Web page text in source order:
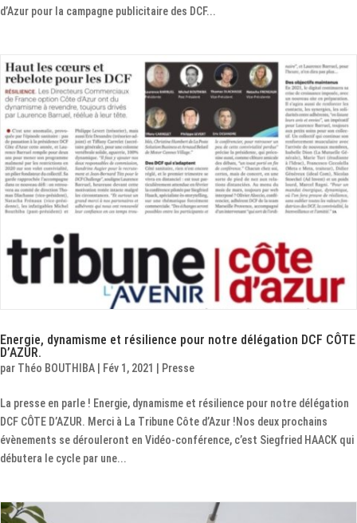
d’Azur pour la campagne publicitaire des DCF...
Energie, dynamisme et résilience pour notre délégation DCF CÔTE
D’AZUR.
par Théo BOUTHIBA Fév 1, 2021 Presse
La presse en parle ! Energie, dynamisme et résilience pour notre délégation
DCF CÔTE D’AZUR. Merci à La Tribune Côte d’Azur !Nos deux prochains
évènements se dérouleront en Vidéo-conférence, c’est Siegfried HAACK qui
débutera le cycle par une...